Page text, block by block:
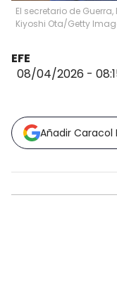
El secretario de Guerra,
Kiyoshi Ota/Getty
EFE
08/04/2026 -
Añadir Caracol